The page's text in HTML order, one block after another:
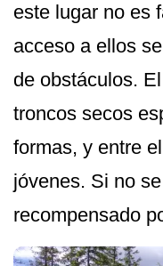
este lugar no es
acceso a ellos
de obstáculos.
troncos secos
formas, y entre
jóvenes. Si no
recompensado